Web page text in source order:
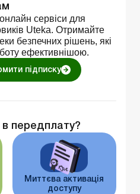
сервіси для
Uteka. Отримайте
безпечних рішень, які
ефективнішою.
підписку
передплату?
Миттєва активація
доступу